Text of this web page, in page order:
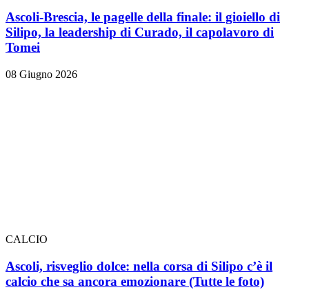
Ascoli-Brescia, le pagelle della finale: il gioiello di
Silipo, la leadership di Curado, il capolavoro di
Tomei
08 Giugno 2026
CALCIO
Ascoli, risveglio dolce: nella corsa di Silipo c’è il
calcio che sa ancora emozionare (Tutte le foto)